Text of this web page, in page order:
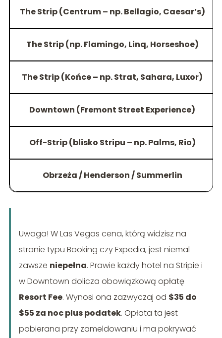
The Strip (Centrum – np. Bellagio, Caesar’s)
The Strip (np. Flamingo, Linq, Horseshoe)
The Strip (Końce – np. Strat, Sahara, Luxor)
Downtown (Fremont Street Experience)
Off-Strip (blisko Stripu – np. Palms, Rio)
Obrzeża / Henderson / Summerlin
Uwaga! W Las Vegas cena, którą widzisz na
stronie typu Booking czy Expedia, jest niemal
zawsze niepełna. Prawie każdy hotel na Stripie i
w Downtown dolicza obowiązkową opłatę
Resort Fee. Wynosi ona zazwyczaj od $35 do
$55 za noc plus podatek. Opłata ta jest
pobierana przy zameldowaniu i ma pokrywać